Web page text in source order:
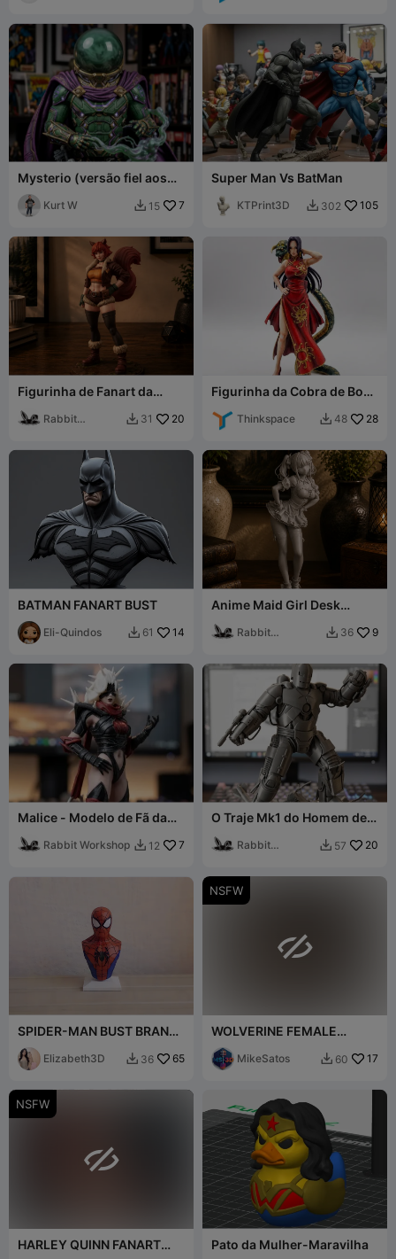
Mysterio (versão fiel aos
quadrinhos)
Kurt W  15 7
Super Man Vs BatMan
KTPrint3D  302 105
Figurinha de Fanart da
dos Quadrinhos da Marvel
Rabbit
 31 20
Figurinha da Cobra de Boa
PieceThinkspace  48 28
BATMAN FANART BUST
Eli-Quindos  61 14
Anime Maid Girl Desk
Rabbit
 36 9
Malice - Modelo de Fã da
Rabbit Workshop  12 7
O Traje Mk1 do Homem de
Rabbit
 57 20
SPIDER-MAN BUST BRAND
NEW DAY MOVIE 2026
[FREE]Elizabeth3D  36 65
NSFW

WOLVERINE FEMALE
VERSION NUDE BUST
MikeSatos  60 17
NSFW

HARLEY QUINN FANART
Pato da Mulher-Maravilha